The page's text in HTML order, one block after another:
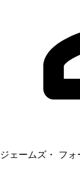
ジェームズ・ フォ